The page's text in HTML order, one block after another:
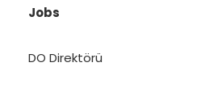
Jobs
DO Direktörü